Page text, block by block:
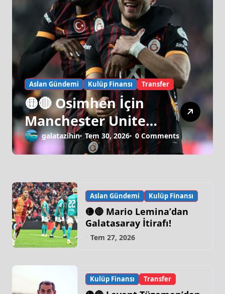
Aslan Gündemi Kulüp Finansı Transfer
🟡🔴 Osimhen İçin
Manchester United
Israrı!
galatazihin Tem 30, 2026 0 Comments
Aslan Gündemi Kulüp Finansı
🟡🔴 Mario Lemina’dan
Galatasaray İtirafı!
Tem 27, 2026
Kulüp Finansı Transfer